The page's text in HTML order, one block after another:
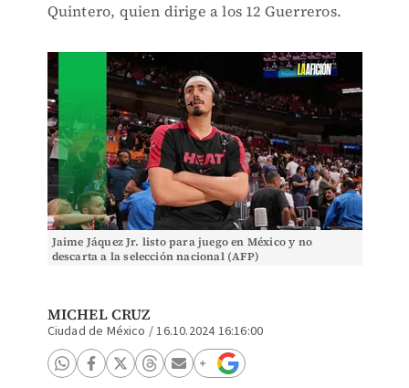
Quintero, quien dirige a los 12 Guerreros.
Jaime Jáquez Jr. listo para juego en México y no
descarta a la selección nacional (AFP)
MICHEL CRUZ
Ciudad de México /16.10.2024 16:16:00